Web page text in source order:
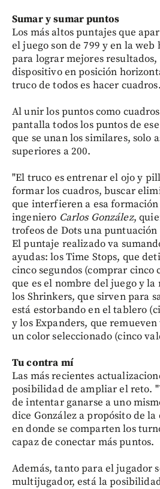
Sumar y sumar puntos
Los más altos puntajes que
el juego son de 799 y en la
para lograr mejores
dispositivo en posición
truco de todos es hacer cuadros.
Al unir los puntos como
pantalla todos los puntos de
que se unan los similares, solo
superiores a 200.
"El truco es entrenar el ojo y
formar los cuadros, buscar
que interfieren a esa
ingeniero Carlos González,
trofeos de Dots una
El puntaje realizado va
ayudas: los Time Stops, que
cinco segundos (comprar cinco
que es el nombre del juego y la
los Shrinkers, que sirven para
está estorbando en el tablero
y los Expanders, que
un color seleccionado (cinco
Tu contra mí
Las más recientes
posibilidad de ampliar el reto.
de intentar ganarse a uno
dice González a propósito de
en donde se comparten los
capaz de conectar más puntos.
Además, tanto para el jugador
multijugador, está la